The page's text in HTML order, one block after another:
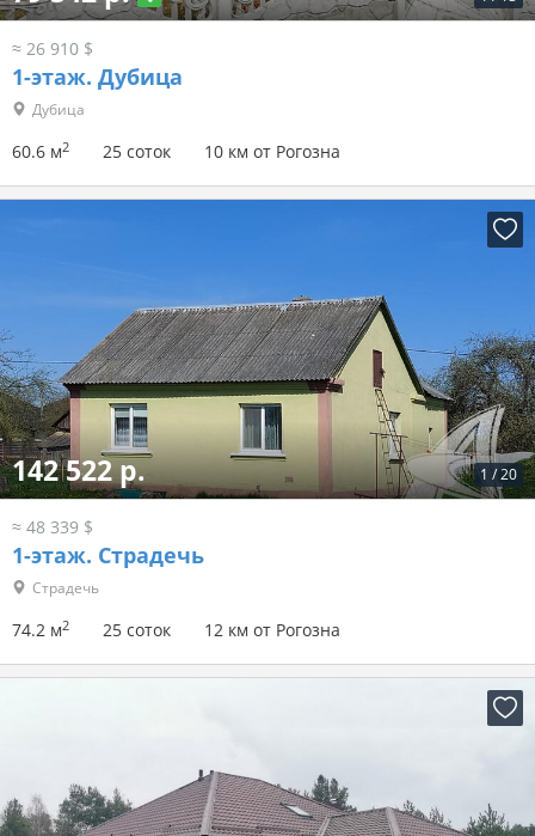
≈ 26 910 $
1-этаж. Дубица
Дубица
60.6 м2 25 соток 10 км от Рогозна
1 /20
142 522 р.
≈ 48 339 $
1-этаж. Страдечь
Страдечь
74.2 м2 25 соток 12 км от Рогозна